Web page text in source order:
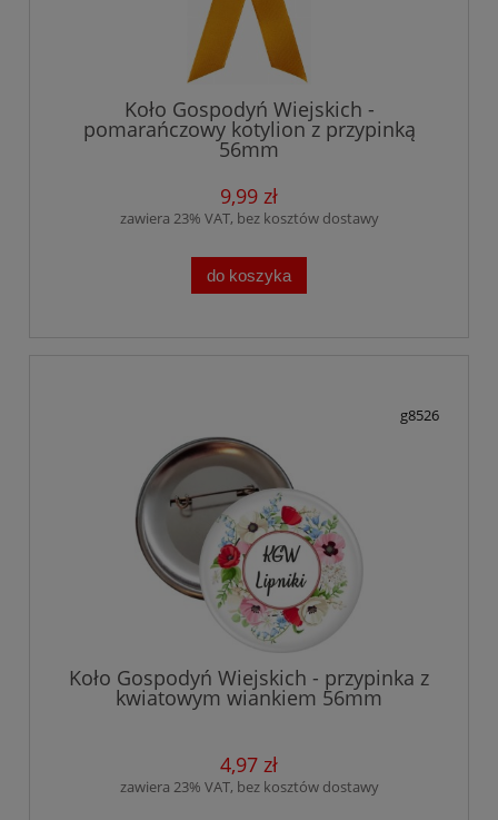
Koło Gospodyń Wiejskich -
pomarańczowy kotylion z przypinką
56mm
9,99 zł
zawiera 23% VAT, bez kosztów dostawy
do koszyka
g8526
Koło Gospodyń Wiejskich - przypinka z
kwiatowym wiankiem 56mm
4,97 zł
zawiera 23% VAT, bez kosztów dostawy